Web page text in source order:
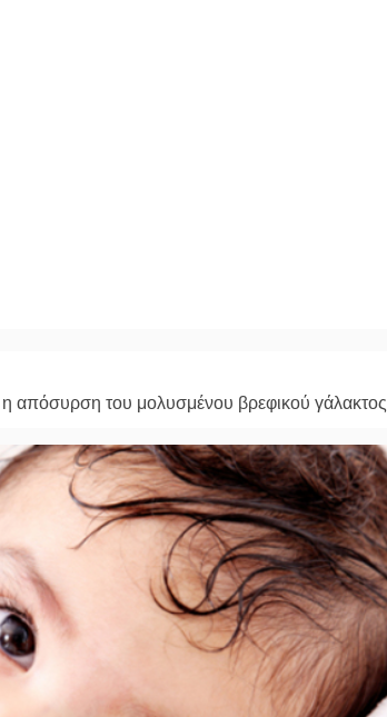
η απόσυρση του μολυσμένου βρεφικού γάλακτος